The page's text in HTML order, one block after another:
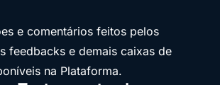
e comentários feitos pelos
feedbacks e demais caixas de
na Plataforma.